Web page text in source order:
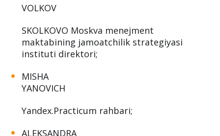
Dastur speakerlari ro‘yxati:
ANDREY
VOLKOV
maktabining jamoatchilik strategiyasi
instituti direktori;
MISHA